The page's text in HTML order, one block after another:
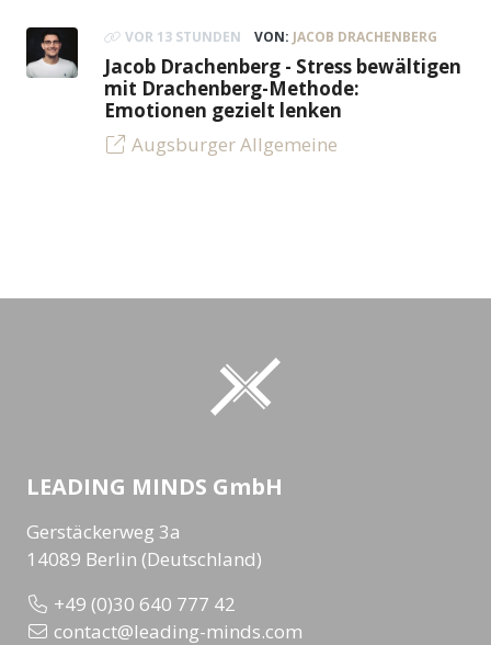
VOR 13 STUNDEN VON: JACOB DRACHENBERG
Jacob Drachenberg - Stress bewältigen
mit Drachenberg-Methode:
Emotionen gezielt lenken
Augsburger Allgemeine
LEADING MINDS GmbH
Gerstäckerweg 3a
14089 Berlin (Deutschland)
+49 (0)30 640 777 42
contact@leading-minds.com